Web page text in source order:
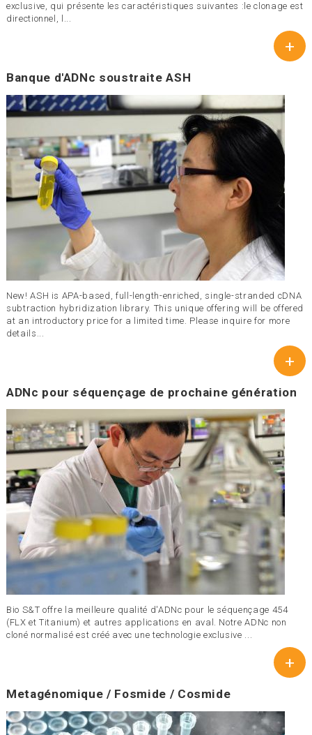
exclusive, qui présente les caractéristiques suivantes :le clonage est
directionnel, l...
+
Banque d'ADNc soustraite ASH
New! ASH is APA-based, full-length-enriched, single-stranded cDNA
subtraction hybridization library. This unique offering will be offered
at an introductory price for a limited time. Please inquire for more
details...
+
ADNc pour séquençage de prochaine génération
Bio S&T offre la meilleure qualité d'ADNc pour le séquençage 454
(FLX et Titanium) et autres applications en aval. Notre ADNc non
cloné normalisé est créé avec une technologie exclusive ...
+
Metagénomique / Fosmide / Cosmide